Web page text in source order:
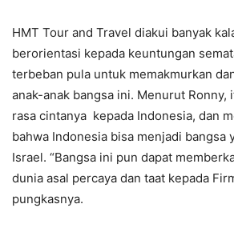
HMT Tour and Travel diakui banyak
berorientasi kepada keuntungan
terbeban pula untuk memakmurkan
anak-anak bangsa ini. Menurut Ronny,
rasa cintanya kepada Indonesia, dan
bahwa Indonesia bisa menjadi bangsa
Israel. “Bangsa ini pun dapat
dunia asal percaya dan taat kepada
pungkasnya.